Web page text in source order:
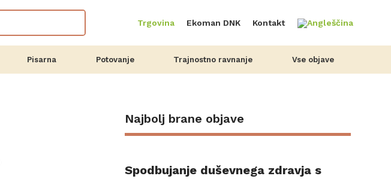
Trgovina Ekoman DNK Kontakt
Pisarna Potovanje Trajnostno ravnanje Vse objave
Najbolj brane objave
Spodbujanje duševnega zdravja s